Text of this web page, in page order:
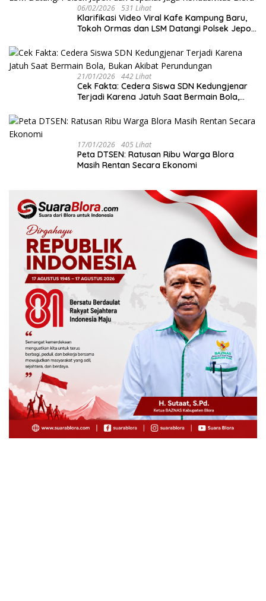
06/02/2026 531 Lihat
‎Klarifikasi Video Viral Kafe Kampung Baru,
Tokoh Ormas dan LSM Datangi Polsek Jepon
21/01/2026 442 Lihat
Cek Fakta: Cedera Siswa SDN Kedungjenar
Terjadi Karena Jatuh Saat Bermain Bola,
17/01/2026 405 Lihat
‎Peta DTSEN: Ratusan Ribu Warga Blora
Masih Rentan Secara Ekonomi